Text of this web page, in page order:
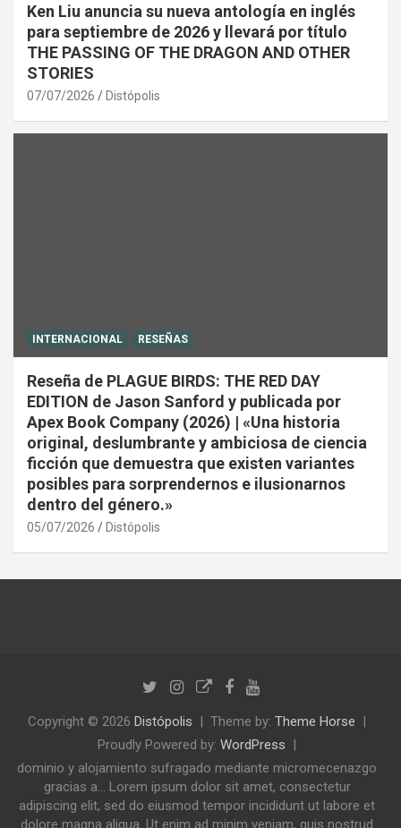
Ken Liu anuncia su nueva antología en inglés
para septiembre de 2026 y llevará por título
THE PASSING OF THE DRAGON AND OTHER
STORIES
07/07/2026 Distópolis
INTERNACIONAL RESEÑAS
Reseña de PLAGUE BIRDS: THE RED DAY
EDITION de Jason Sanford y publicada por
Apex Book Company (2026) | «Una historia
original, deslumbrante y ambiciosa de ciencia
ficción que demuestra que existen variantes
posibles para sorprendernos e ilusionarnos
dentro del género.»
05/07/2026 Distópolis
Copyright © 2026 Distópolis Theme by: Theme Horse
Proudly Powered by: WordPress
dominio y alojamiento sufragado mediante micromecenazgo
gracias a... Lorem ipsum dolor sit amet, consectetur
adipiscing elit, sed do eiusmod tempor incididunt ut labore et